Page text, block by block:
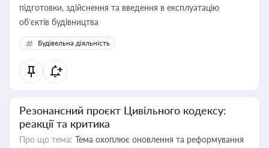
підготовки, здійснення та введення в експлуатацію
об’єктів будівництва
Будівельна діяльність
Резонансний проєкт Цивільного кодексу:
реакції та критика
Про що тема: Тема охоплює оновлення та реформування